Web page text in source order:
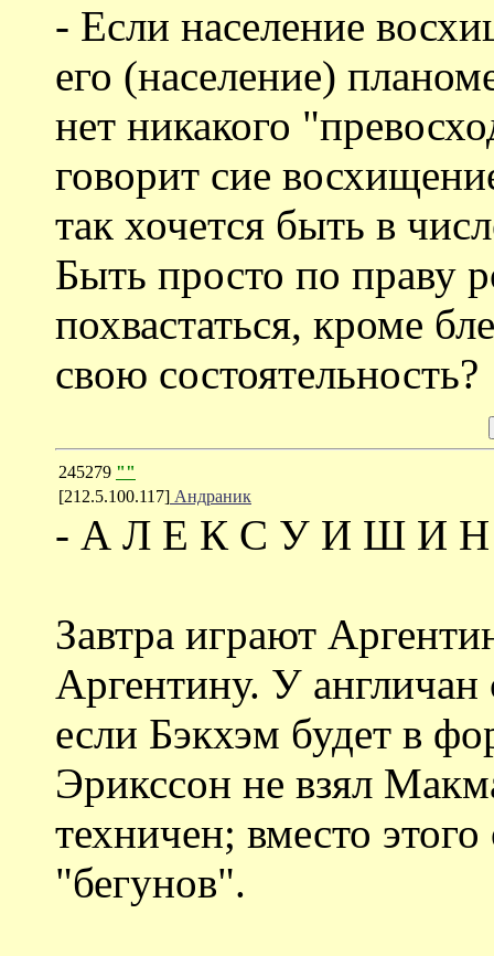
- Если население
его (население)
нет никакого
говорит сие
так хочется быть в
Быть просто по праву
похвастаться, кроме
свою состоятельность?
245279 ""
[212.5.100.117] Андраник
- А Л Е К С У И Ш И
Завтра играют
Аргентину. У англичан
если Бэкхэм будет в
Эрикссон не взял
техничен; вместо
"бегунов".